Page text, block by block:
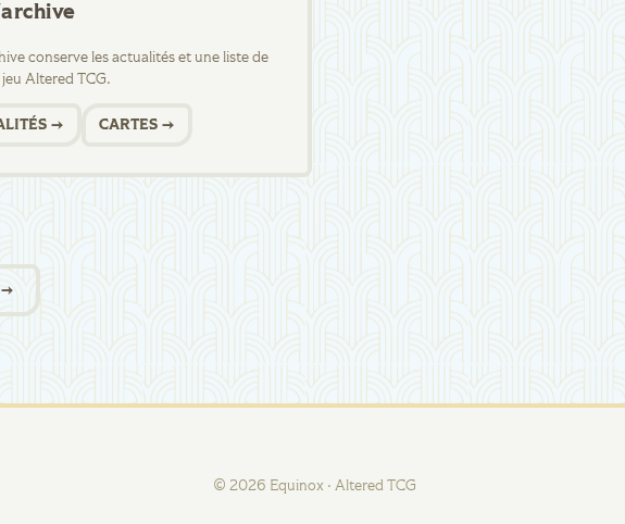
conserve les actualités et une liste de
Altered TCG.
→ CARTES →
→
© 2026 Equinox · Altered TCG